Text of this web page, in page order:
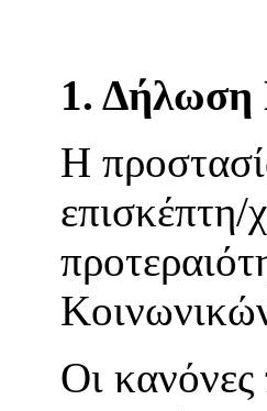
1. Δήλωση
H
επισκέπτη/
Οι